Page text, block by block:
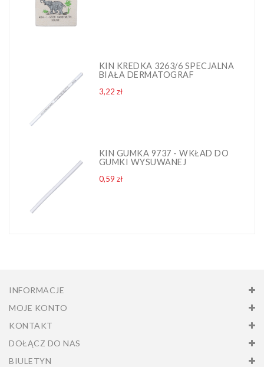
KIN KREDKA 3263/6 SPECJALNA
BIAŁA DERMATOGRAF
3,22 złCena
KIN GUMKA 9737 - WKŁAD DO
GUMKI WYSUWANEJ
0,59 złCena
INFORMACJE
MOJE KONTO
KONTAKT
DOŁĄCZ DO NAS
BIULETYN